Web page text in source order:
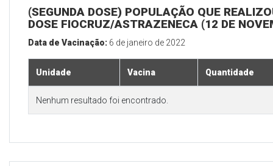
(SEGUNDA DOSE) POPULAÇÃO QUE
DOSE FIOCRUZ/ASTRAZENECA (12 DE
Data de Vacinação: 6 de janeiro de 2022
Unidade Vacina Quantidade
Nenhum resultado foi encontrado.